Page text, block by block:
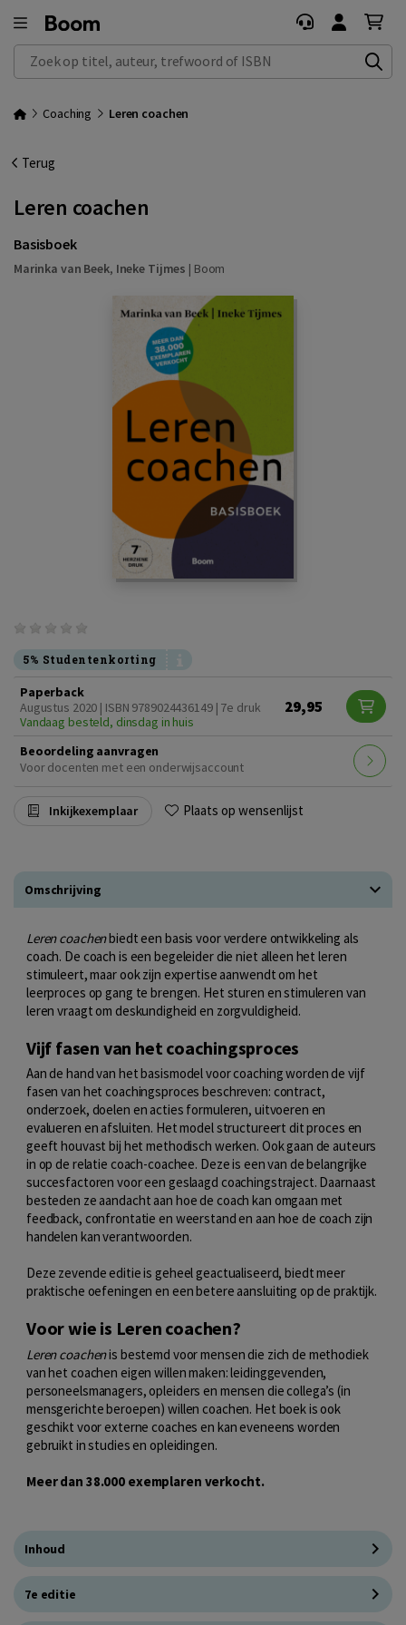
Zoek op titel, auteur, trefwoord of ISBN
Coaching Leren coachen
Terug
Leren coachen
Basisboek
Marinka van Beek, Ineke Tijmes | Boom
5% Studentenkorting
Paperback
Augustus 2020 | ISBN 9789024436149 | 7e druk
Vandaag besteld, dinsdag in huis
29,95
Beoordeling aanvragen
Voor docenten met een onderwijsaccount
Inkijkexemplaar Plaats op wensenlijst
Omschrijving
Leren coachenbiedt een basis voor verdere ontwikkeling als
coach. De coach is een begeleider die niet alleen het leren
stimuleert, maar ook zijn expertise aanwendt om het
leerproces op gang te brengen. Het sturen en stimuleren van
leren vraagt om deskundigheid en zorgvuldigheid.
Vijf fasen van het coachingsproces
Aan de hand van het basismodel voor coaching worden de vijf
fasen van het coachingsproces beschreven: contract,
onderzoek, doelen en acties formuleren, uitvoeren en
evalueren en afsluiten. Het model structureert dit proces en
geeft houvast bij het methodisch werken. Ook gaan de auteurs
in op de relatie coach-coachee. Deze is een van de belangrijke
succesfactoren voor een geslaagd coachingstraject. Daarnaast
besteden ze aandacht aan hoe de coach kan omgaan met
feedback, confrontatie en weerstand en aan hoe de coach zijn
handelen kan verantwoorden.
Deze zevende editie is geheel geactualiseerd, biedt meer
praktische oefeningen en een betere aansluiting op de praktijk.
Voor wie is Leren coachen?
Leren coachenis bestemd voor mensen die zich de methodiek
van het coachen eigen willen maken: leidinggevenden,
personeelsmanagers, opleiders en mensen die collega’s (in
mensgerichte beroepen) willen coachen. Het boek is ook
geschikt voor externe coaches en kan eveneens worden
gebruikt in studies en opleidingen.
Meer dan 38.000 exemplaren verkocht.
Inhoud
7e editie